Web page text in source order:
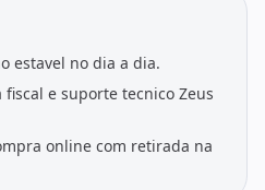
estavel no dia a dia.
e suporte tecnico Zeus
online com retirada na